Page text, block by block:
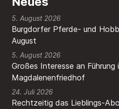
Burgdorfer Pferde- und
August
5. August 2026
Großes Interesse an Führung
Magdalenenfriedhof
5. August 2026
Rechtzeitig das Lieblings-
24. Juli 2026